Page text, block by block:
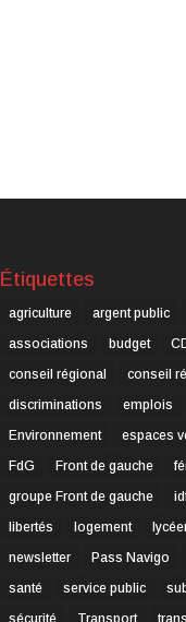
Étiquettes
agriculture argent public
associations
budget
conseil régional
conseil
discriminations
emplois
Environnement
espaces
FdG
Front de gauche
groupe Front de gauche
libertés
logement
newsletter
Pass Navigo
santé
service public
sécurité
Transport